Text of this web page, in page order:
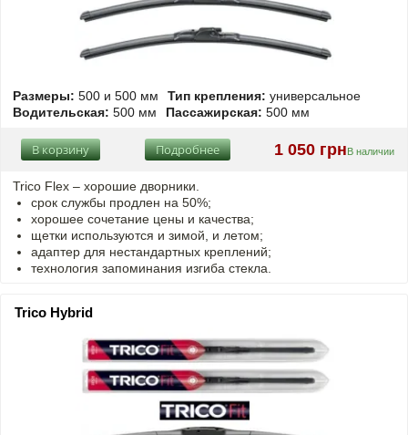
Размеры: 500 и 500 мм Тип крепления: универсальное
Водительская: 500 мм Пассажирская: 500 мм
1 050 грнВ наличии
Подробнее
В корзину
Trico Flex – хорошие дворники.
срок службы продлен на 50%;
хорошее сочетание цены и качества;
щетки используются и зимой, и летом;
адаптер для нестандартных креплений;
технология запоминания изгиба стекла.
Trico Hybrid